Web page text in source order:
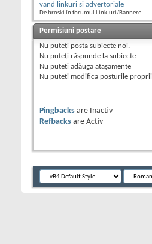
vand linkuri si advertoriale
De broski în forumul Link-uri/Bannere
Permisiuni postare
Nu puteţi posta subiecte noi.
Nu puteţi răspunde la subiecte
Nu puteţi adăuga ataşamente
Nu puteţi modifica posturile proprii
Pingbacks are
Inactiv
Refbacks are Activ